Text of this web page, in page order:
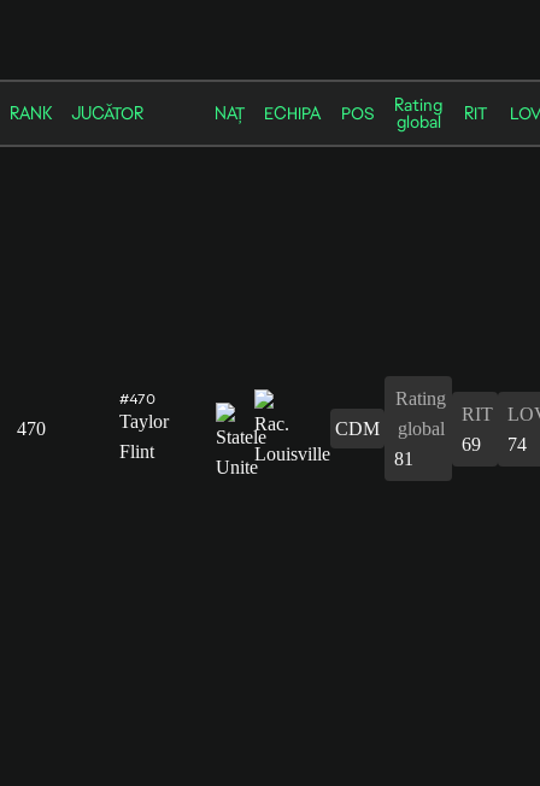
RANK JUCĂTOR NAȚ ECHIPA POS Rating
global RIT LOV
470
#470
Taylor
Flint
CDM
Rating
global
81
RIT
69
74